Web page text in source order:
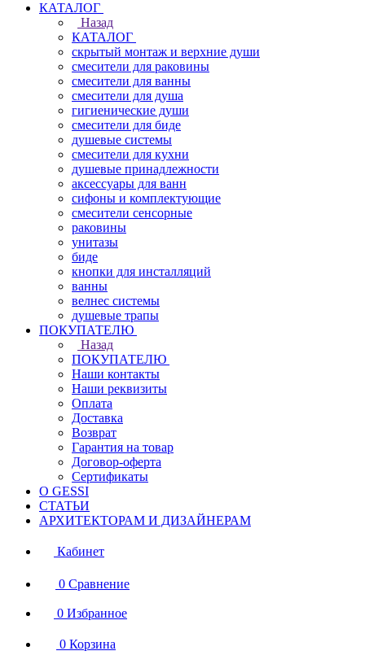
КАТАЛОГ
Назад
КАТАЛОГ
скрытый монтаж и верхние души
смесители для раковины
смесители для ванны
смесители для душа
гигиенические души
смесители для биде
душевые системы
смесители для кухни
душевые принадлежности
аксессуары для ванн
сифоны и комплектующие
смесители сенсорные
раковины
унитазы
биде
кнопки для инсталляций
ванны
велнес системы
душевые трапы
ПОКУПАТЕЛЮ
Назад
ПОКУПАТЕЛЮ
Наши контакты
Наши реквизиты
Оплата
Доставка
Возврат
Гарантия на товар
Договор-оферта
Сертификаты
О GESSI
СТАТЬИ
АРХИТЕКТОРАМ И ДИЗАЙНЕРАМ
Кабинет
0 Сравнение
0 Избранное
0 Корзина